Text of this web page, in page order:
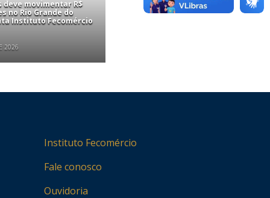
deve movimentar R$
no Rio Grande do
Instituto Fecomércio
2026
Instituto Fecomércio
Fale conosco
Ouvidoria